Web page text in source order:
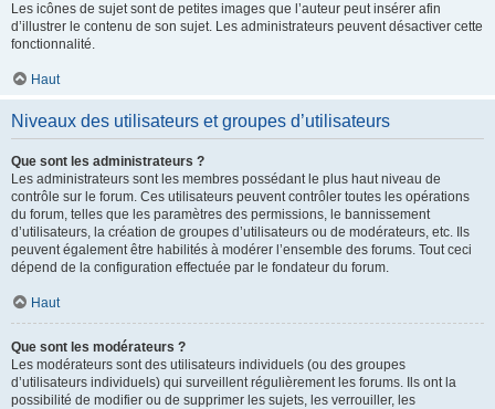
Les icônes de sujet sont de petites images que l’auteur peut insérer afin
d’illustrer le contenu de son sujet. Les administrateurs peuvent désactiver cette
fonctionnalité.
Haut
Niveaux des utilisateurs et groupes d’utilisateurs
Que sont les administrateurs ?
Les administrateurs sont les membres possédant le plus haut niveau de
contrôle sur le forum. Ces utilisateurs peuvent contrôler toutes les opérations
du forum, telles que les paramètres des permissions, le bannissement
d’utilisateurs, la création de groupes d’utilisateurs ou de modérateurs, etc. Ils
peuvent également être habilités à modérer l’ensemble des forums. Tout ceci
dépend de la configuration effectuée par le fondateur du forum.
Haut
Que sont les modérateurs ?
Les modérateurs sont des utilisateurs individuels (ou des groupes
d’utilisateurs individuels) qui surveillent régulièrement les forums. Ils ont la
possibilité de modifier ou de supprimer les sujets, les verrouiller, les